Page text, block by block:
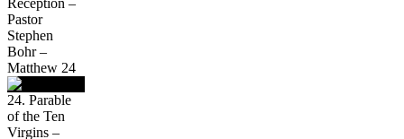
Pastor
Stephen
Bohr –
Matthew 24
24. Parable
of the Ten
Virgins –